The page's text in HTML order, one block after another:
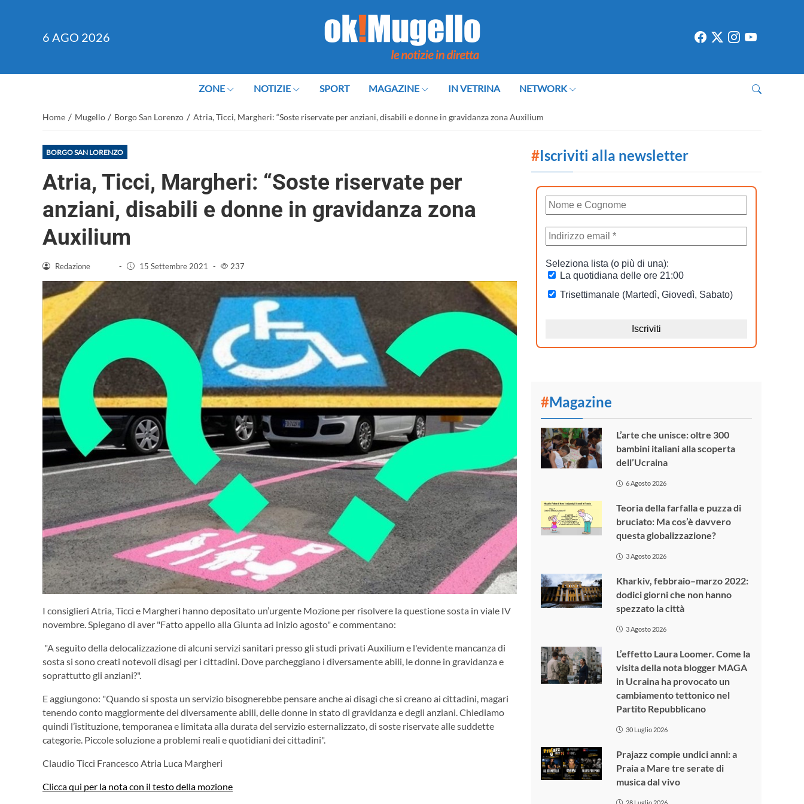
6 AGO 2026
ZONE NOTIZIE SPORT MAGAZINE IN VETRINA NETWORK
Home / Mugello / Borgo San Lorenzo / Atria, Ticci, Margheri: “Soste riservate per anziani, disabili e donne in gravidanza zona Auxilium
BORGO SAN LORENZO
Atria, Ticci, Margheri: “Soste riservate per
anziani, disabili e donne in gravidanza zona
Auxilium
Redazione - 15 Settembre 2021 - 237
I consiglieri Atria, Ticci e Margheri hanno depositato un’urgente Mozione per risolvere la questione sosta in viale IV
novembre. Spiegano di aver "Fatto appello alla Giunta ad inizio agosto" e commentano:
"A seguito della delocalizzazione di alcuni servizi sanitari presso gli studi privati Auxilium e l'evidente mancanza di
sosta si sono creati notevoli disagi per i cittadini. Dove parcheggiano i diversamente abili, le donne in gravidanza e
soprattutto gli anziani?".
E aggiungono: "Quando si sposta un servizio bisognerebbe pensare anche ai disagi che si creano ai cittadini, magari
tenendo conto maggiormente dei diversamente abili, delle donne in stato di gravidanza e degli anziani. Chiediamo
quindi l’istituzione, temporanea e limitata alla durata del servizio esternalizzato, di soste riservate alle suddette
categorie. Piccole soluzione a problemi reali e quotidiani dei cittadini".
Claudio Ticci Francesco Atria Luca Margheri
Clicca qui per la nota con il testo della mozione
#Iscriviti alla newsletter
#Magazine
L’arte che unisce: oltre 300
bambini italiani alla scoperta
dell’Ucraina
6 Agosto 2026
Teoria della farfalla e puzza di
bruciato: Ma cos’è davvero
questa globalizzazione?
3 Agosto 2026
Kharkiv, febbraio–marzo 2022:
dodici giorni che non hanno
spezzato la città
3 Agosto 2026
L’effetto Laura Loomer. Come la
visita della nota blogger MAGA
in Ucraina ha provocato un
cambiamento tettonico nel
Partito Repubblicano
30 Luglio 2026
Prajazz compie undici anni: a
Praia a Mare tre serate di
musica dal vivo
28 Luglio 2026